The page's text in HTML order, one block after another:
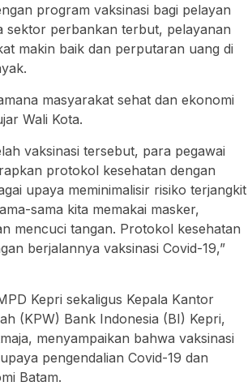
program vaksinasi bagi pelayan
sektor perbankan terbut, pelayanan
makin baik dan perputaran uang di
masyarakat sehat dan ekonomi
Wali Kota.
vaksinasi tersebut, para pegawai
protokol kesehatan dengan
upaya meminimalisir risiko terjangkit
sama kita memakai masker,
mencuci tangan. Protokol kesehatan
berjalannya vaksinasi Covid-19,”
Kepri sekaligus Kepala Kantor
(KPW) Bank Indonesia (BI) Kepri,
menyampaikan bahwa vaksinasi
pengendalian Covid-19 dan
Batam.